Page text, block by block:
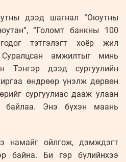
дээд шагнал “Оюутны
“Голомт банкны 100
тэтгэлэгт хоёр жил
амжилтыг минь
Тэнгэр дээд сургуулийн
өндрөөр үнэлж дөрвөн
сургуулиас дааж улаан
байлаа. Энэ бүхэн маань
намайг ойлгож, дэмждэгт
байна. Би гэр бүлийнхээ